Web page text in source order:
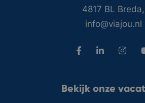
4817 BL Breda,
info@viajou.nl
Bekijk onze